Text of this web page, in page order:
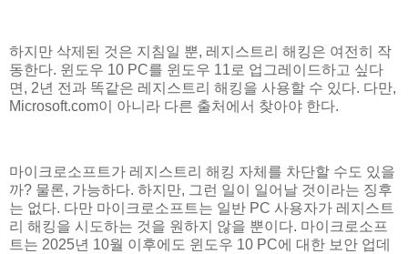
하지만 삭제된 것은 지침일 뿐, 레지스트리 해킹은 여전히 작
동한다. 윈도우 10 PC를 윈도우 11로 업그레이드하고 싶다
면, 2년 전과 똑같은 레지스트리 해킹을 사용할 수 있다. 다만,
Microsoft.com이 아니라 다른 출처에서 찾아야 한다.
마이크로소프트가 레지스트리 해킹 자체를 차단할 수도 있을
까? 물론, 가능하다. 하지만, 그런 일이 일어날 것이라는 징후
는 없다. 다만 마이크로소프트는 일반 PC 사용자가 레지스트
리 해킹을 시도하는 것을 원하지 않을 뿐이다. 마이크로소프
트는 2025년 10월 이후에도 윈도우 10 PC에 대한 보안 업데